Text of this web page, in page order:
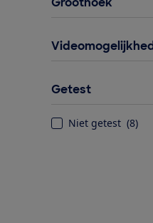
Getest
Niet getest (8)